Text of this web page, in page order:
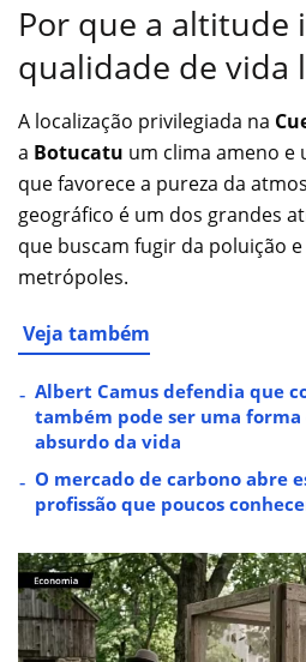
Por que a altitude
qualidade de vida
A localização privilegiada na
a Botucatu um clima ameno e
que favorece a pureza da
geográfico é um dos grandes
que buscam fugir da poluição
metrópoles.
Veja também
Albert Camus defendia que
também pode ser uma forma
absurdo da vida
O mercado de carbono abre
profissão que poucos